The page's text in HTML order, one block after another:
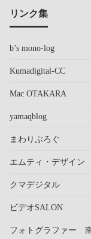
リンク集
b’s mono-log
Kumadigital-CC
Mac OTAKARA
yamaqblog
まわりぶろぐ
エムティ・デザイン
クマデジタル
ビデオSALON
フォトグラファー